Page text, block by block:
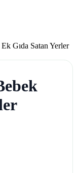
Gıda Satan Yerler